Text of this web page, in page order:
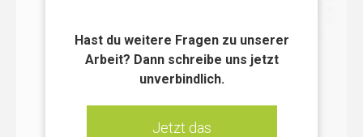
Hast du weitere Fragen zu unserer
Arbeit? Dann schreibe uns jetzt
unverbindlich.
Jetzt das